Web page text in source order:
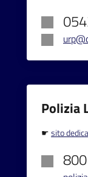
Polizia
☛sito